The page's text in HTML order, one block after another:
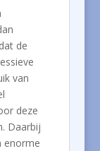
de
van
deze
Daarbij
enorme